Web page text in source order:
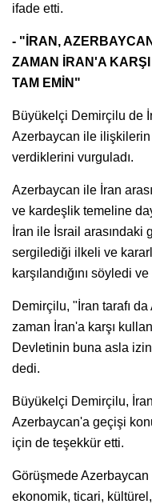
ifade etti.
- "İRAN,
ZAMAN İRAN'A
TAM EMİN"
Büyükelçi Demirçilu de
Azerbaycan ile
verdiklerini vurguladı.
Azerbaycan ile İran
ve kardeşlik temeline
İran ile İsrail arasındaki
sergilediği ilkeli ve
karşılandığını söyledi
Demirçilu, "İran tarafı
zaman İran'a karşı
Devletinin buna asla
dedi.
Büyükelçi Demirçilu,
Azerbaycan'a geçişi
için de teşekkür etti.
Görüşmede
ekonomik, ticari,